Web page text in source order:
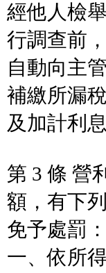
經他人檢
行調查前
自動向主
補繳所漏
及加計利息
第 3 條 營
額，有下
免予處罰：
一、依所